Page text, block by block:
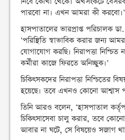
পারবো না। এখন আমরা কী করবো।’
হাসপাতালের ভারপ্রাপ্ত পরিচালক
‘পরিস্থিতি স্বাভাবিক করার জন্য
যোগাযোগ করছি। নিরাপত্তা নিশ্চিত
কর্মীরা কাজে ফিরতে অনিচ্ছুক।’
চিকিৎসকদের নিরাপত্তা নিশ্চিতের
হয়েছে। তবে এখনও কোনো আশ্বাস
তিনি আরও বলেন, ‘হাসপাতাল
চিকিৎসাসেবা চালু করার, তবে কোনো
আবার না ঘটে, সে বিষয়েও সজাগ